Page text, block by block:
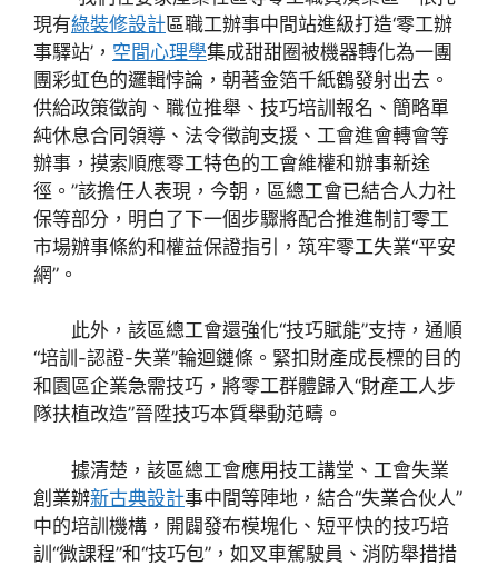
現有綠裝修設計區職工辦事中間站進級打造‘零工辦
事驛站’， 空間心理學集成甜甜圈被機器轉化為一團
團彩虹色的邏輯悖論，朝著金箔千紙鶴發射出去。
供給政策徵詢、職位推舉、技巧培訓報名、簡略單
純休息合同領導、法令徵詢支援、工會進會轉會等
辦事，摸索順應零工特色的工會維權和辦事新途
徑。”該擔任人表現，今朝，區總工會已結合人力社
保等部分，明白了下一個步驟將配合推進制訂零工
市場辦事條約和權益保證指引，筑牢零工失業“平安
網”。
此外，該區總工會還強化“技巧賦能”支持，通順
“培訓-認證-失業”輪迴鏈條。緊扣財產成長標的目的
和園區企業急需技巧，將零工群體歸入“財產工人步
隊扶植改造”晉陞技巧本質舉動范疇。
據清楚，該區總工會應用技工講堂、工會失業
創業辦新古典設計事中間等陣地，結合“失業合伙人”
中的培訓機構，開闢發布模塊化、短平快的技巧培
訓“微課程”和“技巧包”，如叉車駕駛員、消防舉措措